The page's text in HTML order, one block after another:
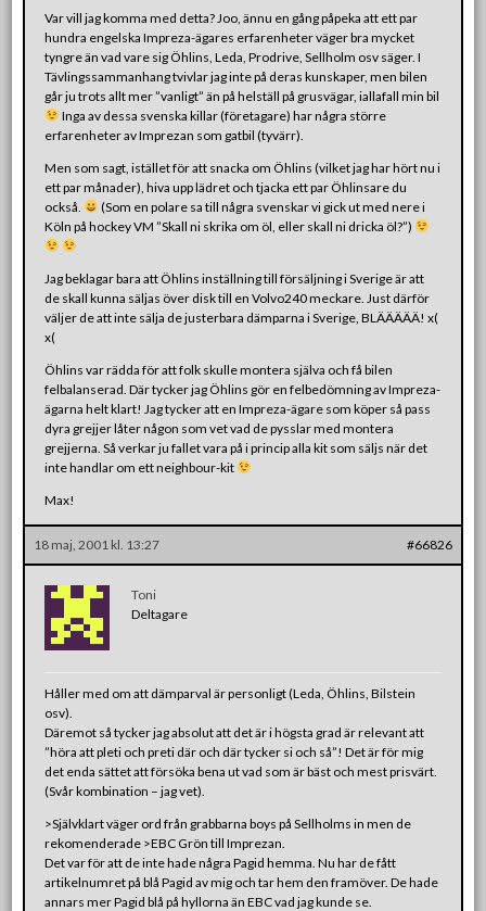
Var vill jag komma med detta? Joo, ännu en gång påpeka att ett par
hundra engelska Impreza-ägares erfarenheter väger bra mycket
tyngre än vad vare sig Öhlins, Leda, Prodrive, Sellholm osv säger. I
Tävlingssammanhang tvivlar jag inte på deras kunskaper, men bilen
går ju trots allt mer ”vanligt” än på helställ på grusvägar, iallafall min bil
Inga av dessa svenska killar (företagare) har några större
erfarenheter av Imprezan som gatbil (tyvärr).
Men som sagt, istället för att snacka om Öhlins (vilket jag har hört nu i
ett par månader), hiva upp lädret och tjacka ett par Öhlinsare du
också.
(Som en polare sa till några svenskar vi gick ut med nere i
Köln på hockey VM ”Skall ni skrika om öl, eller skall ni dricka öl?”)
Jag beklagar bara att Öhlins inställning till försäljning i Sverige är att
de skall kunna säljas över disk till en Volvo240 meckare. Just därför
väljer de att inte sälja de justerbara dämparna i Sverige, BLÄÄÄÄÄ! x(
x(
Öhlins var rädda för att folk skulle montera själva och få bilen
felbalanserad. Där tycker jag Öhlins gör en felbedömning av Impreza-
ägarna helt klart! Jag tycker att en Impreza-ägare som köper så pass
dyra grejjer låter någon som vet vad de pysslar med montera
grejjerna. Så verkar ju fallet vara på i princip alla kit som säljs när det
inte handlar om ett neighbour-kit
Max!
18 maj, 2001 kl. 13:27 #66826
Toni
Deltagare
Håller med om att dämparval är personligt (Leda, Öhlins, Bilstein
osv).
Däremot så tycker jag absolut att det är i högsta grad är relevant att
”höra att pleti och preti där och där tycker si och så”! Det är för mig
det enda sättet att försöka bena ut vad som är bäst och mest prisvärt.
(Svår kombination – jag vet).
>Självklart väger ord från grabbarna boys på Sellholms in men de
rekomenderade >EBC Grön till Imprezan.
Det var för att de inte hade några Pagid hemma. Nu har de fått
artikelnumret på blå Pagid av mig och tar hem den framöver. De hade
annars mer Pagid blå på hyllorna än EBC vad jag kunde se.